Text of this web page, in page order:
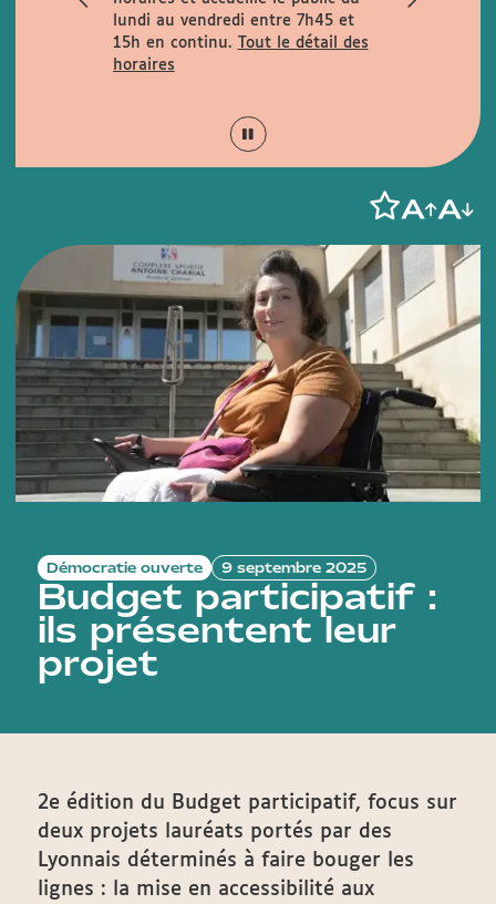
lundi au vendredi entre 7h45 et
15h en continu.
Tout le détail des
horaires
Démocratie ouverte 9 septembre 2025
Budget participatif :
ils présentent leur
projet
2e édition du Budget participatif, focus sur
deux projets lauréats portés par des
Lyonnais déterminés à faire bouger les
lignes : la mise en accessibilité aux